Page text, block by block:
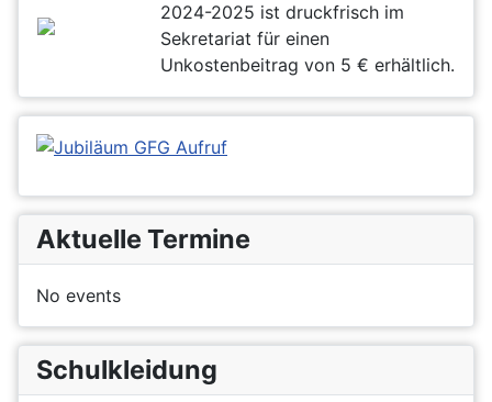
2024-2025 ist druckfrisch im
Sekretariat für einen
Unkostenbeitrag von 5 € erhältlich.
Aktuelle Termine
No events
Schulkleidung